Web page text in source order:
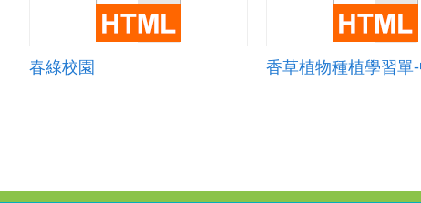
春綠校園 香草植物種植學習單